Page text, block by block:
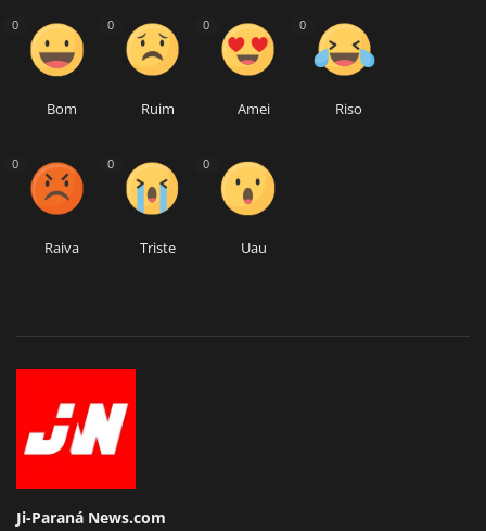
0
Bom
0
Ruim
0
Amei
0
Riso
0
Raiva
0
Triste
0
Uau
Ji-Paraná News.com